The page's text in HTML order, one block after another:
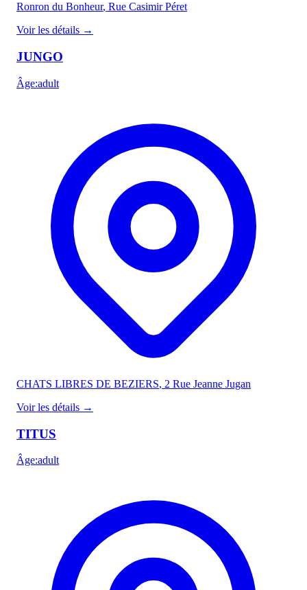
Ronron du Bonheur, Rue Casimir Péret
Voir les détails →
JUNGO
Âge:adult
CHATS LIBRES DE BEZIERS, 2 Rue Jeanne Jugan
Voir les détails →
TITUS
Âge:adult